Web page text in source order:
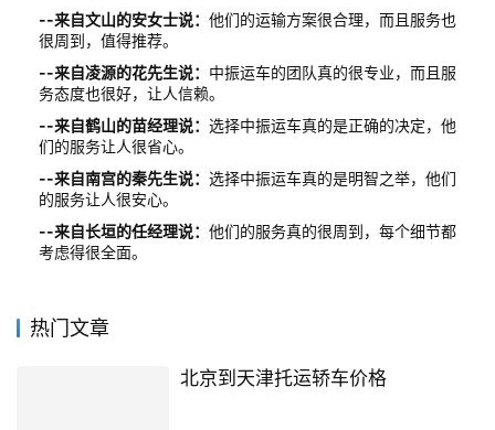
--来自文山的安女士说： 他们的运输方案很合理，而且服务也
很周到，值得推荐。
--来自凌源的花先生说： 中振运车的团队真的很专业，而且服
务态度也很好，让人信赖。
--来自鹤山的苗经理说： 选择中振运车真的是正确的决定，他
们的服务让人很省心。
--来自南宫的秦先生说： 选择中振运车真的是明智之举，他们
的服务让人很安心。
--来自长垣的任经理说： 他们的服务真的很周到，每个细节都
考虑得很全面。
热门文章
北京到天津托运轿车价格